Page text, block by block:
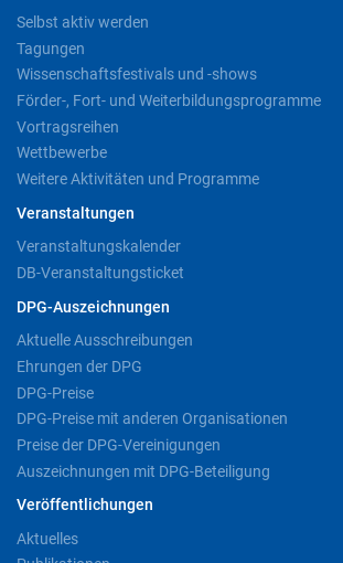
Selbst aktiv werden
Tagungen
Wissenschaftsfestivals und -shows
Förder-, Fort- und Weiterbildungsprogramme
Vortragsreihen
Wettbewerbe
Weitere Aktivitäten und Programme
Veranstaltungen
Veranstaltungskalender
DB-Veranstaltungsticket
DPG-Auszeichnungen
Aktuelle Ausschreibungen
Ehrungen der DPG
DPG-Preise
DPG-Preise mit anderen Organisationen
Preise der DPG-Vereinigungen
Auszeichnungen mit DPG-Beteiligung
Veröffentlichungen
Aktuelles